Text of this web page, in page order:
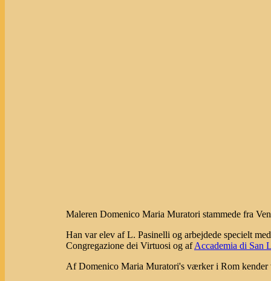
Maleren Domenico Maria Muratori stammede fra
Han var elev af L. Pasinelli og arbejdede specielt
Congregazione dei Virtuosi og afAccademia di San
Af Domenico Maria Muratori's værker i Rom kender